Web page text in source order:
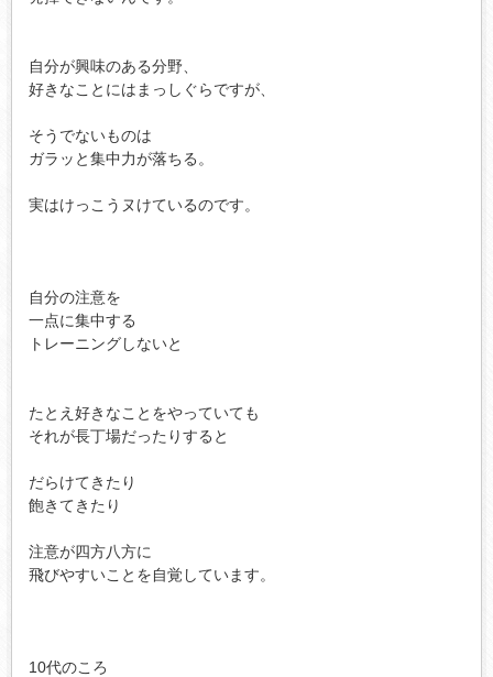
自分が興味のある分野、
好きなことにはまっしぐらですが、
そうでないものは
ガラッと集中力が落ちる。
実はけっこうヌけているのです。
自分の注意を
一点に集中する
トレーニングしないと
たとえ好きなことをやっていても
それが長丁場だったりすると
だらけてきたり
飽きてきたり
注意が四方八方に
飛びやすいことを自覚しています。
10代のころ